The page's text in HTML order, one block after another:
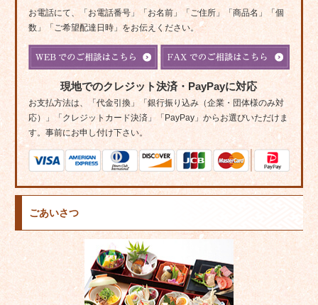
お電話にて、「お電話番号」「お名前」「ご住所」「商品名」「個
数」「ご希望配達日時」をお伝えください。
現地でのクレジット決済・PayPayに対応
お支払方法は、「代金引換」「銀行振り込み（企業・団体様のみ対
応）」「クレジットカード決済」「PayPay」からお選びいただけま
す。事前にお申し付け下さい。
ごあいさつ